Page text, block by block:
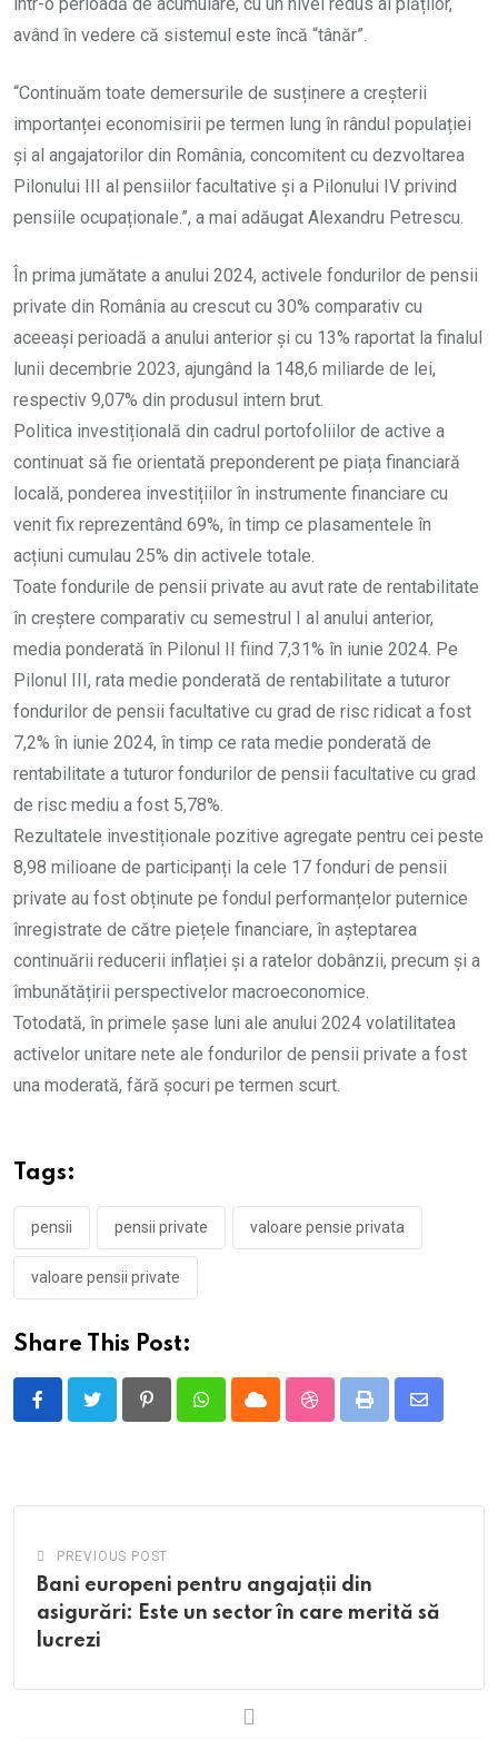
având în vedere că sistemul este încă “tânăr”.
“Continuăm toate demersurile de susținere a creșterii
importanței economisirii pe termen lung în rândul populației
și al angajatorilor din România, concomitent cu dezvoltarea
Pilonului III al pensiilor facultative și a Pilonului IV privind
pensiile ocupaționale.”, a mai adăugat Alexandru Petrescu.
În prima jumătate a anului 2024, activele fondurilor de pensii
private din România au crescut cu 30% comparativ cu
aceeași perioadă a anului anterior și cu 13% raportat la finalul
lunii decembrie 2023, ajungând la 148,6 miliarde de lei,
respectiv 9,07% din produsul intern brut.
Politica investițională din cadrul portofoliilor de active a
continuat să fie orientată preponderent pe piața financiară
locală, ponderea investițiilor în instrumente financiare cu
venit fix reprezentând 69%, în timp ce plasamentele în
acțiuni cumulau 25% din activele totale.
Toate fondurile de pensii private au avut rate de rentabilitate
în creștere comparativ cu semestrul I al anului anterior,
media ponderată în Pilonul II fiind 7,31% în iunie 2024. Pe
Pilonul III, rata medie ponderată de rentabilitate a tuturor
fondurilor de pensii facultative cu grad de risc ridicat a fost
7,2% în iunie 2024, în timp ce rata medie ponderată de
rentabilitate a tuturor fondurilor de pensii facultative cu grad
de risc mediu a fost 5,78%.
Rezultatele investiționale pozitive agregate pentru cei peste
8,98 milioane de participanți la cele 17 fonduri de pensii
private au fost obținute pe fondul performanțelor puternice
înregistrate de către piețele financiare, în așteptarea
continuării reducerii inflației și a ratelor dobânzii, precum și a
îmbunătățirii perspectivelor macroeconomice.
Totodată, în primele șase luni ale anului 2024 volatilitatea
activelor unitare nete ale fondurilor de pensii private a fost
una moderată, fără șocuri pe termen scurt.
Tags:
pensii pensii private valoare pensie privata
valoare pensii private
Share This Post:
PinterestWhatsappCloud StumbleUpon
Print
Share
PREVIOUS POST
Bani europeni pentru angajații din
asigurări: Este un sector în care merită să
lucrezi